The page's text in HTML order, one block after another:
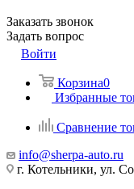
Заказать звонок
Задать вопрос
Войти
Корзина0
Избранные
Сравнение
info@sherpa-auto.ru
г. Котельники, ул.